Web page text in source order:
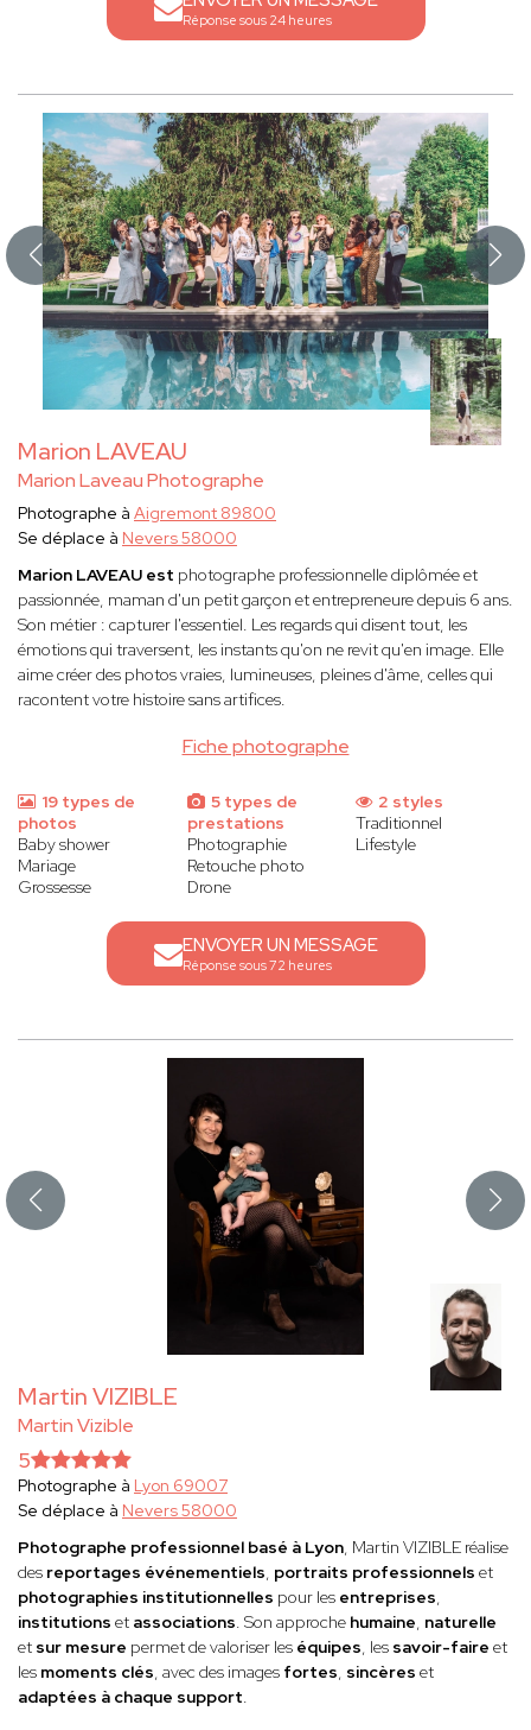
Réponse sous 24 heures
Marion LAVEAU
Marion Laveau Photographe
Fiche photographe
Photographe à Aigremont 89800
Se déplace à Nevers 58000
Marion LAVEAU est photographe professionnelle diplômée et
passionnée, maman d'un petit garçon et entrepreneure depuis 6 ans.
Son métier : capturer l'essentiel. Les regards qui disent tout, les
émotions qui traversent, les instants qu'on ne revit qu'en image. Elle
aime créer des photos vraies, lumineuses, pleines d'âme, celles qui
racontent votre histoire sans artifices.
19 types de
photos
Baby shower
Mariage
Grossesse
5 types de
prestations
Photographie
Retouche photo
Drone
2 styles
Traditionnel
Lifestyle
ENVOYER UN MESSAGE
Réponse sous 72 heures
Martin VIZIBLE
Martin Vizible
5
Photographe à Lyon 69007
Se déplace à Nevers 58000
Photographe professionnel basé à Lyon, Martin VIZIBLE réalise
des reportages événementiels, portraits professionnels et
photographies institutionnelles pour les entreprises,
institutions et associations. Son approche humaine, naturelle
et sur mesure permet de valoriser les équipes, les savoir-faire et
les moments clés, avec des images fortes, sincères et
adaptées à chaque support.